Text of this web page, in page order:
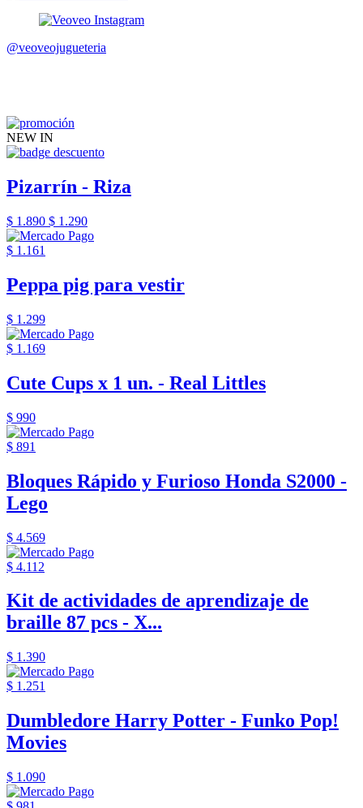
@veoveojugueteria
NEW IN
Pizarrín - Riza
$ 1.890 $ 1.290
$ 1.161
Peppa pig para vestir
$ 1.299
$ 1.169
Cute Cups x 1 un. - Real Littles
$ 990
$ 891
Bloques Rápido y Furioso Honda S2000 -
Lego
$ 4.569
$ 4.112
Kit de actividades de aprendizaje de
braille 87 pcs - X...
$ 1.390
$ 1.251
Dumbledore Harry Potter - Funko Pop!
Movies
$ 1.090